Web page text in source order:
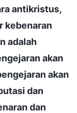
antikristus,
kebenaran
adalah
akan
akan
dan
dan